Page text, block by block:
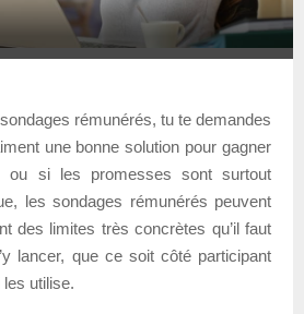
rémunérés, tu te demandes
une bonne solution pour gagner
ou si les promesses sont surtout
les sondages rémunérés peuvent
des limites très concrètes qu’il faut
lancer, que ce soit côté participant
utilise.